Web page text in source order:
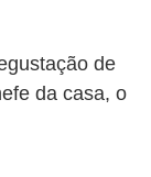
de
da casa, o